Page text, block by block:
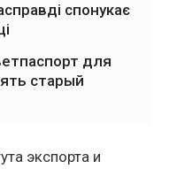
спонукає
для
старый
экспорта и